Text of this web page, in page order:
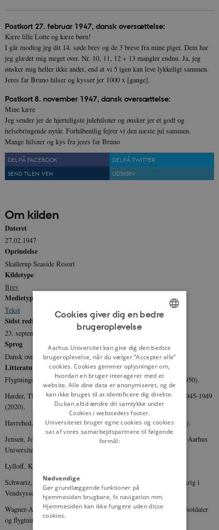
Postkort 27. februar 1947, dansk oversættelse:
Kære lille Lotte og kære børn!
I går modtog jeg dit 14. søde brev og de 3 breve fra mine piger. Dem har
jeg glædet mig meget over. Nr. 10, 11, 12 + 13 mangler endnu. Ja, jeg
ønsker mig heller ikke andet, end at vi 5 igen kan leve lykkeligt sammen.
Jeres far Bruno hilser og kysser jer 1000 x [gange].
Postkort 8. november 1947, dansk oversættelse:
Mine kære
Jeg sender jer de hjerteligste julehilsner og ønsker jer et godt og
helsebringende nytår. Forhåbentlig fejrer vi den næste jul sammen.
Mange hilsner og kys fra jeres far Bruno
DEL PÅ FACEBOOK
DEL PÅ TWITTER
SEND TIL EN VEN
UDSKRIV
Om kilden
Dateret
27.02.1947
Oprindelse
Skallerup Seaside Resort
Kildetype
Brev
Medietype
Tekst
Sidst redigeret
23. september 2024
Sprog
Dansk oversættelse
Litteratur
Flygtningeadministrationen: Flygtninge i Danmark 1945-1945 (1950).
Harder, Thomas: De uønskede. De tyske flygtninge i Danmark, 1945-1949
(2020).
Havrehed, Henrik: De tyske flygtninge i Danmark 1945-49 (1987).
Jensen, John V. Jensen: Tyskere på flugt, 100 danmarkshistorier, Aarhus
Universitetsforlag (2020).
Lylloff, Kirsten: Barn eller fjende? (2006).
Schwartz, Hans-Jürgen: Flygtninge i Skagen efter anden verdenskrig i
Vendsyssel Årbog (1993), s. 85-96.
Wagner-Augustenborg, Bjarne: Gode gud, send mig hjem: tyske soldater
og flygtninge i Nordjylland 1940-1949 (2012).
DANISH
Cookies giver dig en bedre
brugeroplevelse
Aarhus Universitet kan give dig den bedste
brugeroplevelse, når du vælger ”Accepter alle”
cookies. Cookies gemmer oplysninger om,
hvordan en bruger interagerer med et
website. Alle dine data er anonymiseret, og de
kan ikke bruges til at identificere dig direkte.
Du kan altid ændre dit samtykke under
Cookies i webstedets footer.
Universitetet bruger egne cookies og cookies
sat af vores samarbejdspartnere til følgende
formål:
Nødvendige
Gør grundlæggende funktioner på
hjemmesiden brugbare, fx navigation mm.
Hjemmesiden kan ikke fungere uden disse
cookies.